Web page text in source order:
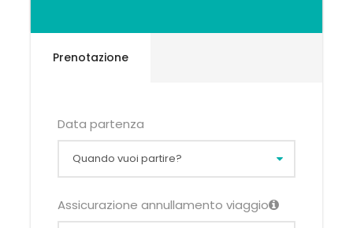
Prenotazione
Data partenza
Assicurazione annullamento viaggio